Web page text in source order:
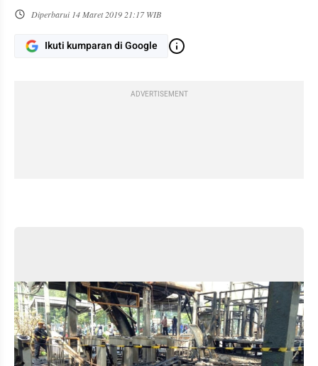
Diperbarui 14 Maret 2019 21:17 WIB
Ikuti kumparan di Google
ADVERTISEMENT